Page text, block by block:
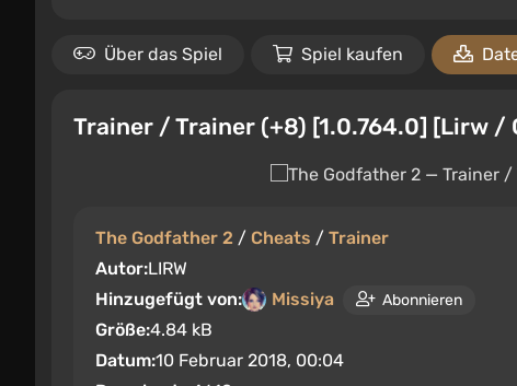
Über das Spiel Spiel kaufen
Trainer / Trainer (+8) [1.0.764.0] [Lirw /
The Godfather 2 / Cheats / Trainer
Autor:LIRW
Hinzugefügt von:
Missiya Abonnieren
Größe:4.84 kB
Datum:10 Februar 2018, 00:04